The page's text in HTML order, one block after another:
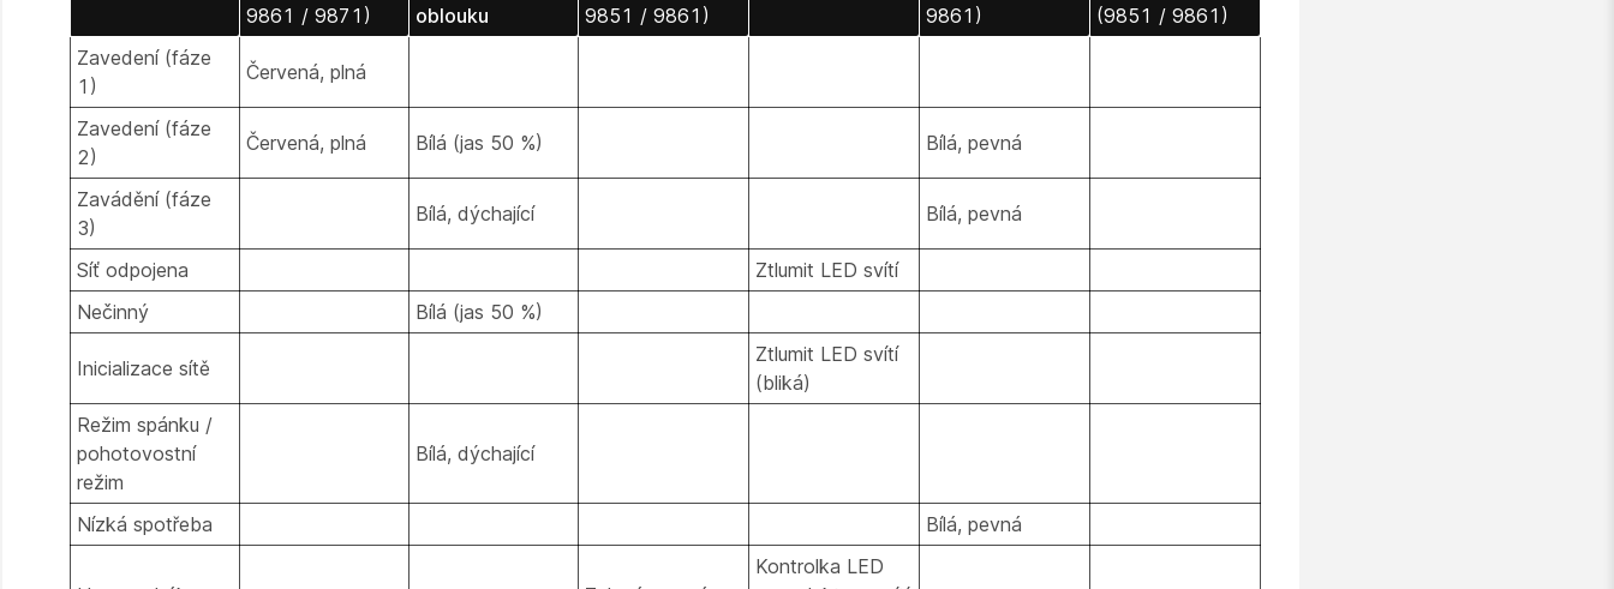
9861 / 9871)
oblouku
9851 / 9861)
9861)
(9851 / 9861)
Zavedení (fáze
1)
Červená, plná
Zavedení (fáze
2)
Červená, plná Bílá (jas 50 %) Bílá, pevná
Zavádění (fáze
3)
Bílá, dýchající Bílá, pevná
Síť odpojena
Ztlumit LED svítí
Nečinný
Bílá (jas 50 %)
Inicializace sítě
Ztlumit LED svítí
(bliká)
Režim spánku /
pohotovostní
režim
Bílá, dýchající
Nízká spotřeba Bílá, pevná
Kontrolka LED